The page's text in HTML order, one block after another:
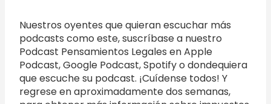
Nuestros oyentes que quieran escuchar más
podcasts como este, suscríbase a nuestro
Podcast Pensamientos Legales en Apple
Podcast, Google Podcast, Spotify o dondequiera
que escuche su podcast. ¡Cuídense todos! Y
regrese en aproximadamente dos semanas,